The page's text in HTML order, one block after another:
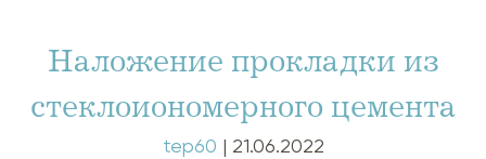
Наложение прокладки из
стеклоиономерного цемента
tep60 | 21.06.2022